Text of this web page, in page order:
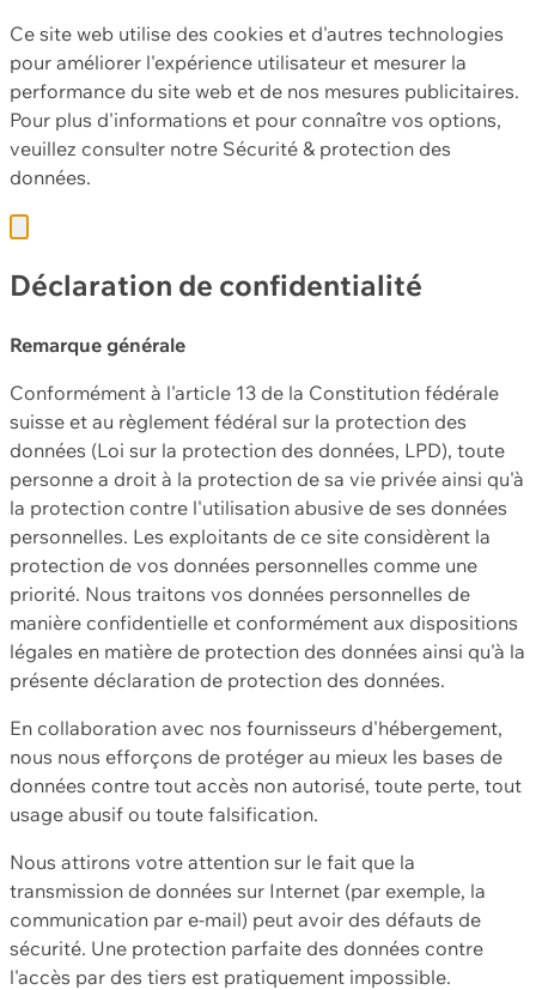
Ce site web utilise des cookies et d'autres technologies
pour améliorer l'expérience utilisateur et mesurer la
performance du site web et de nos mesures publicitaires.
Pour plus d'informations et pour connaître vos options,
veuillez consulter notre Sécurité & protection des
données.
Déclaration de confidentialité
Remarque générale
Conformément à l'article 13 de la Constitution fédérale
suisse et au règlement fédéral sur la protection des
données (Loi sur la protection des données, LPD), toute
personne a droit à la protection de sa vie privée ainsi qu'à
la protection contre l'utilisation abusive de ses données
personnelles. Les exploitants de ce site considèrent la
protection de vos données personnelles comme une
priorité. Nous traitons vos données personnelles de
manière confidentielle et conformément aux dispositions
légales en matière de protection des données ainsi qu'à la
présente déclaration de protection des données.
En collaboration avec nos fournisseurs d'hébergement,
nous nous efforçons de protéger au mieux les bases de
données contre tout accès non autorisé, toute perte, tout
usage abusif ou toute falsification.
Nous attirons votre attention sur le fait que la
transmission de données sur Internet (par exemple, la
communication par e-mail) peut avoir des défauts de
sécurité. Une protection parfaite des données contre
l'accès par des tiers est pratiquement impossible.